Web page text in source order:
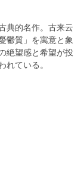
典的名作。古来云
鬱質」を寓意と象
絶望感と希望が投
ている。